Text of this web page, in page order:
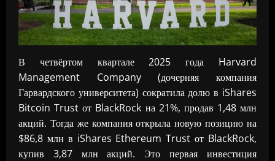
В четвёртом квартале 2025 года Harvard
Management Company (дочерняя компания
Гарвардского университета) сократила долю в iShares
Bitcoin Trust от BlackRock на 21%, продав 1,48 млн
акций. Тогда же компания открыла новую позицию на
$86,8 млн в iShares Ethereum Trust от BlackRock,
купив 3,87 млн акций. Это первая инвестиция